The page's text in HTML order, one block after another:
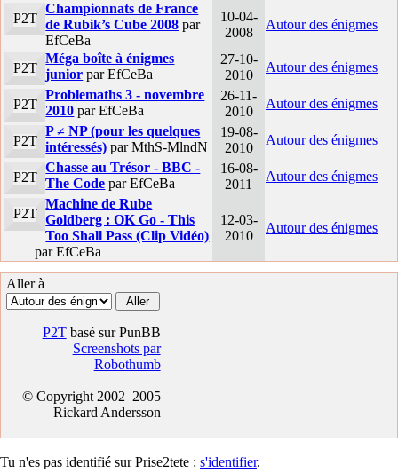
P2T
Championnats de France
de Rubik’s Cube 2008 par
EfCeBa
10-04-
2008
Autour des énigmes
P2T
Méga boîte à énigmes
junior par EfCeBa
27-10-
2010
Autour des énigmes
P2T
Problemaths 3 - novembre
2010 par EfCeBa
26-11-
2010
Autour des énigmes
P2T
P ≠ NP (pour les quelques
intéressés) par MthS-MlndN
19-08-
2010
Autour des énigmes
P2T
Chasse au Trésor - BBC -
The Code par EfCeBa
16-08-
2011
Autour des énigmes
P2T
Machine de Rube
Goldberg : OK Go - This
Too Shall Pass (Clip Vidéo)
par EfCeBa
12-03-
2010
Autour des énigmes
Aller à
P2Tbasé sur PunBB
Screenshots par
Robothumb
© Copyright 2002–2005
Rickard Andersson
Tu n'es pas identifié sur Prise2tete : s'identifier.